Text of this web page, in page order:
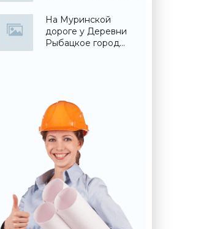
забросили - «Свежие
новости
строительства»
На Муринской
дороге у Деревни
Рыбацкое город